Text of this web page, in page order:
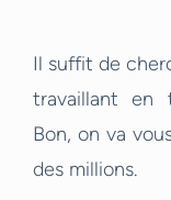
Il suffit de
travaillant en
Bon, on va
des millions.